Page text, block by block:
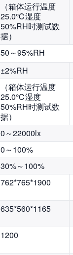
（箱体运行温度
25.0℃湿度
50%RH时测试数
据）
50～95%RH
±2%RH
（箱体运行温度
25.0℃湿度
50%RH时测试数
据）
0～22000lx
0～100%
30%～100%
762*765*1900
635*560*1165
1200